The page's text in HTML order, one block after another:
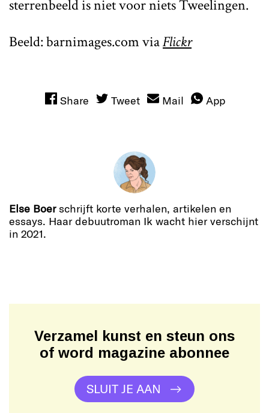
sterrenbeeld is niet voor niets Tweelingen.
Beeld: barnimages.com viaFlickr
Share Tweet Mail App
Else Boerschrijft korte verhalen, artikelen en
essays. Haar debuutroman Ik wacht hier verschijnt
in 2021.
Verzamel kunst en steun ons
of word magazine abonnee
SLUIT JE AAN